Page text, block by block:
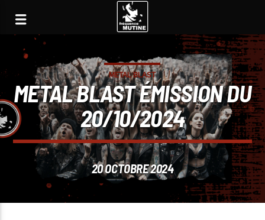
METAL BLAST
METAL BLAST ÉMISSION DU
20/10/2024
20 OCTOBRE 2024